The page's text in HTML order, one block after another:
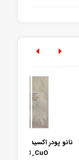
NANO_CuO